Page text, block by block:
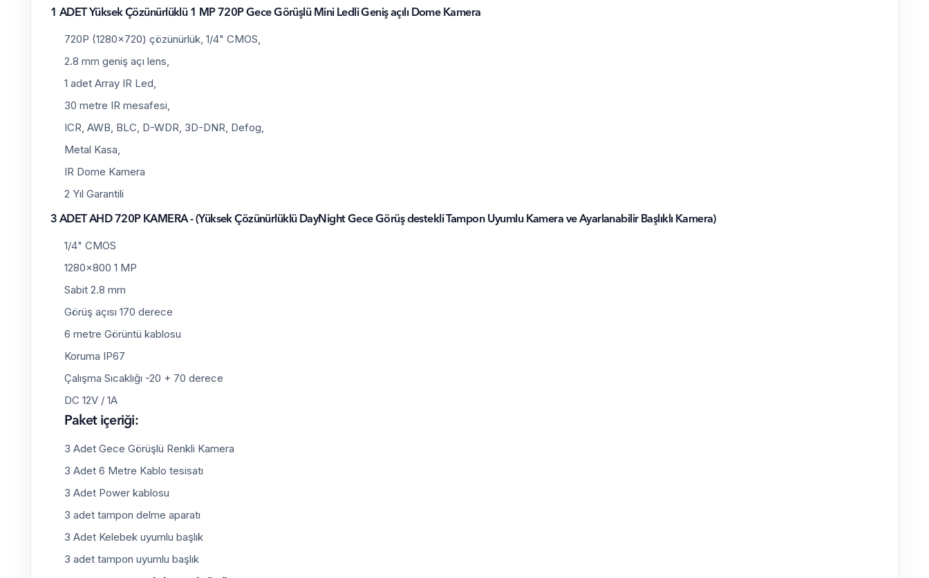
1 ADET Yüksek Çözünürlüklü 1 MP 720P Gece Görüşlü Mini Ledli Geniş açılı Dome Kamera
720P (1280x720) çözünürlük, 1/4" CMOS,
2.8 mm geniş açı lens,
1 adet Array IR Led,
30 metre IR mesafesi,
ICR, AWB, BLC, D-WDR, 3D-DNR, Defog,
Metal Kasa,
IR Dome Kamera
2 Yıl Garantili
3 ADET AHD 720P KAMERA - (Yüksek Çözünürlüklü DayNight Gece Görüş destekli Tampon Uyumlu Kamera ve Ayarlanabilir Başlıklı Kamera)
1/4" CMOS
1280x800 1 MP
Sabit 2.8 mm
Görüş açısı 170 derece
6 metre Görüntü kablosu
Koruma IP67
Çalışma Sıcaklığı -20 + 70 derece
DC 12V / 1A
Paket içeriği:
3 Adet Gece Görüşlü Renkli Kamera
3 Adet 6 Metre Kablo tesisatı
3 Adet Power kablosu
3 adet tampon delme aparatı
3 Adet Kelebek uyumlu başlık
3 adet tampon uyumlu başlık